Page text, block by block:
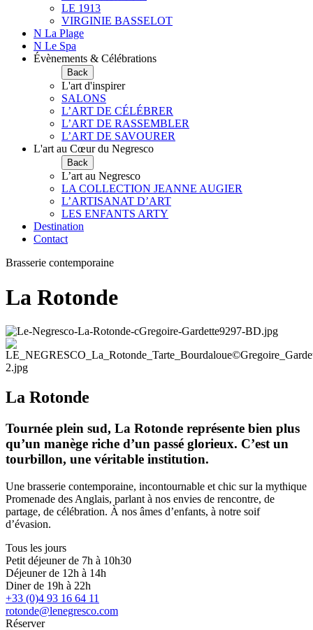
LE 1913
VIRGINIE BASSELOT
N La Plage
N Le Spa
Évènements & Célébrations
Back
L'art d'inspirer
SALONS
L’ART DE CÉLÉBRER
L’ART DE RASSEMBLER
L’ART DE SAVOURER
L'art au Cœur du Negresco
Back
L’art au Negresco
LA COLLECTION JEANNE AUGIER
L’ARTISANAT D’ART
LES ENFANTS ARTY
Destination
Contact
Brasserie contemporaine
La Rotonde
La Rotonde
Tournée plein sud, La Rotonde représente bien plus
qu’un manège riche d’un passé glorieux. C’est un
tourbillon, une véritable institution.
Une brasserie contemporaine, incontournable et chic sur la mythique
Promenade des Anglais, parlant à nos envies de rencontre, de
partage, de célébration. À nos âmes d’enfants, à notre soif
d’évasion.
Tous les jours
Petit déjeuner de 7h à 10h30
Déjeuner de 12h à 14h
Diner de 19h à 22h
+33 (0)4 93 16 64 11
rotonde@lenegresco.com
Réserver